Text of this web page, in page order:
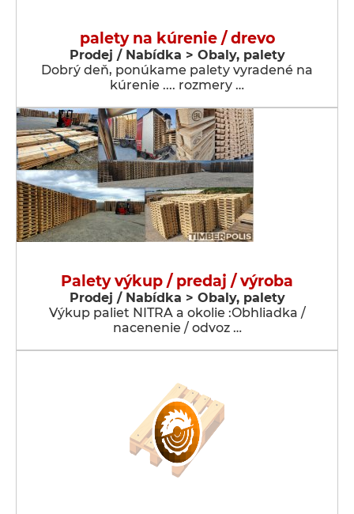
palety na kúrenie / drevo
Prodej / Nabídka > Obaly, palety
Dobrý deň, ponúkame palety vyradené na
kúrenie .... rozmery …
Palety výkup / predaj / výroba
Prodej / Nabídka > Obaly, palety
Výkup paliet NITRA a okolie :Obhliadka /
nacenenie / odvoz …